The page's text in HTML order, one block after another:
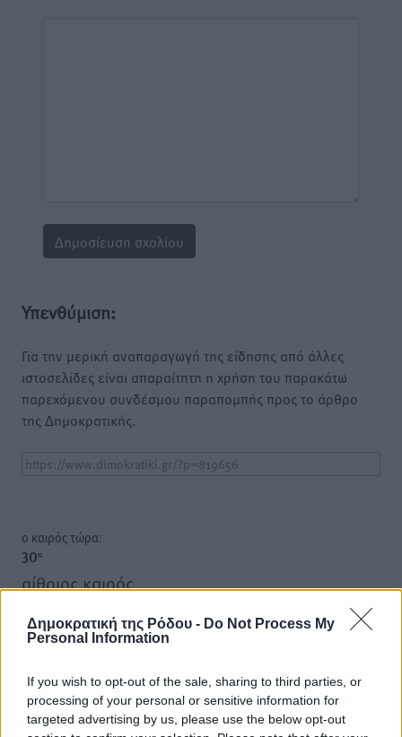
Δημοκρατική της Ρόδου - Do Not Process My
Personal Information
If you wish to opt-out of the sale, sharing to third parties, or
processing of your personal or sensitive information for
targeted advertising by us, please use the below opt-out
Υπενθύμιση:
Για την μερική αναπαραγωγή της είδησης από άλλες
ιστοσελίδες είναι απαραίτητη η χρήση του παρακάτω
παρεχόμενου συνδέσμου παραπομπής προς το άρθρο
της Δημοκρατικής.
o καιρός τώρα:
30°
αίθριος καιρός
13km/h
06:18
20:07